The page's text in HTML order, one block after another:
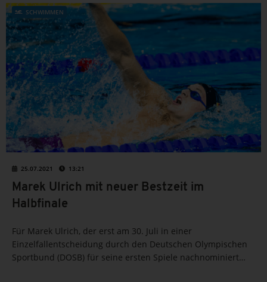
SCHWIMMEN
25.07.2021 13:21
Marek Ulrich mit neuer Bestzeit im
Halbfinale
Für Marek Ulrich, der erst am 30. Juli in einer
Einzelfallentscheidung durch den Deutschen Olympischen
Sportbund (DOSB) für seine ersten Spiele nachnominiert